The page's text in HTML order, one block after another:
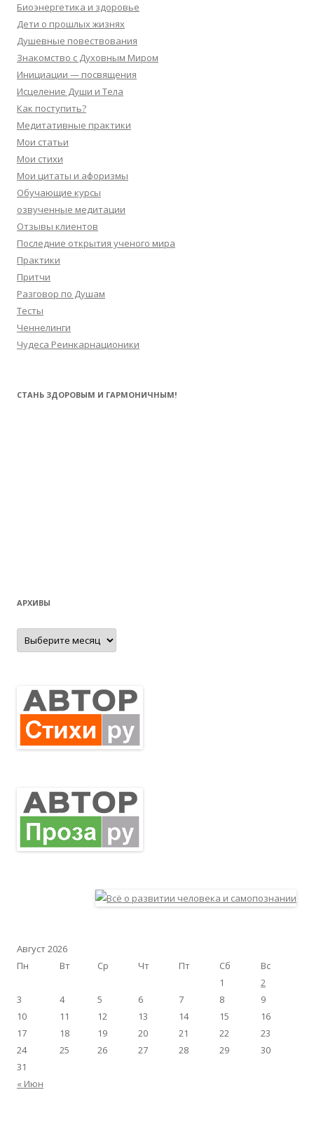
Биоэнергетика и здоровье
Дети о прошлых жизнях
Душевные повествования
Знакомство с Духовным Миром
Инициации — посвящения
Исцеление Души и Тела
Как поступить?
Медитативные практики
Мои статьи
Мои стихи
Мои цитаты и афоризмы
Обучающие курсы
озвученные медитации
Отзывы клиентов
Последние открытия ученого мира
Практики
Притчи
Разговор по Душам
Тесты
Ченнелинги
Чудеса Реинкарнационики
СТАНЬ ЗДОРОВЫМ И ГАРМОНИЧНЫМ!
АРХИВЫ
Архивы
Август 2026
Пн
Вт Ср Чт Пт Сб
Вс
1
2
3
4 5 6 7 8
9
10
11 12 13 14 15
16
17
18 19 20 21 22
23
24
25 26 27 28 29
30
31
« Июн